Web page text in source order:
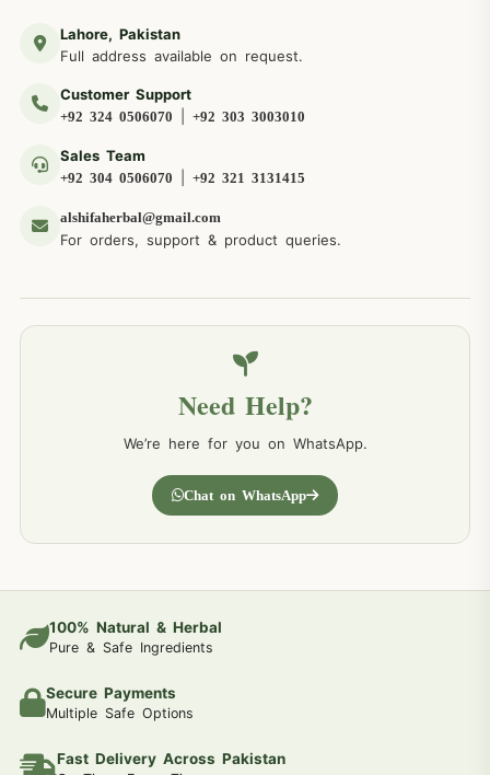
Lahore, Pakistan
Full address available on request.
Customer Support
+92 324 0506070 +92 303 3003010
Sales Team
+92 304 0506070 +92 321 3131415
alshifaherbal@gmail.com
For orders, support & product queries.
Need Help?
We’re here for you on WhatsApp.
Chat on WhatsApp
100% Natural & Herbal
Pure & Safe Ingredients
Secure Payments
Multiple Safe Options
Fast Delivery Across Pakistan